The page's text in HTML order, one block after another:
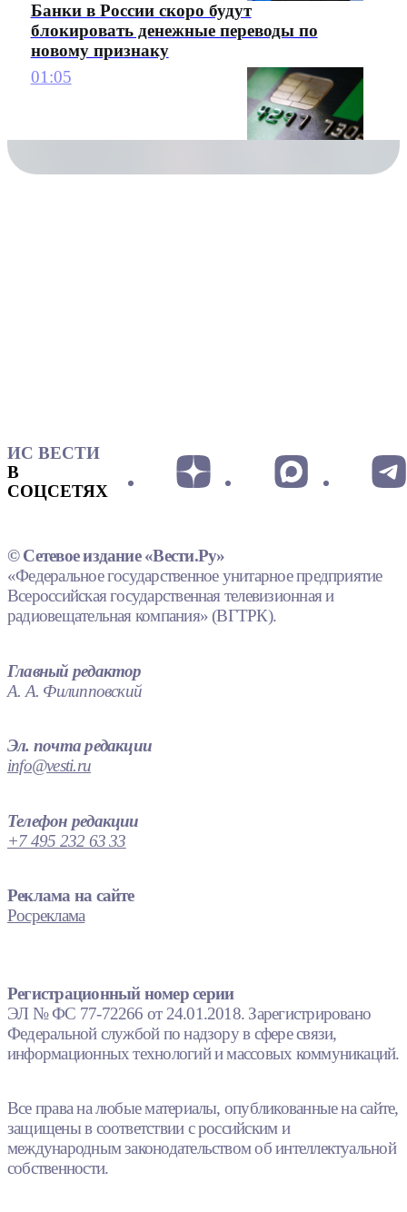
Банки в России скоро будут
блокировать денежные переводы по
новому признаку
01:05
ИС ВЕСТИ
В
СОЦСЕТЯХ
© Сетевое издание «Вести.Ру»
«Федеральное государственное унитарное предприятие
Всероссийская государственная телевизионная и
радиовещательная компания» (ВГТРК).
Главный редактор
А. А. Филипповский
Эл. почта редакции
info@vesti.ru
Телефон редакции
+7 495 232 63 33
Реклама на сайте
Росреклама
Регистрационный номер серии
ЭЛ № ФС 77-72266 от 24.01.2018. Зарегистрировано
Федеральной службой по надзору в сфере связи,
информационных технологий и массовых коммуникаций.
Все права на любые материалы, опубликованные на сайте,
защищены в соответствии с российским и
международным законодательством об интеллектуальной
собственности.